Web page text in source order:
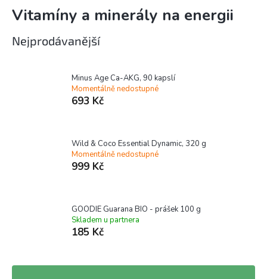
Vitamíny a minerály na energii
Nejprodávanější
Minus Age Ca-AKG, 90 kapslí
Momentálně nedostupné
693 Kč
Wild & Coco Essential Dynamic, 320 g
Momentálně nedostupné
999 Kč
GOODIE Guarana BIO - prášek 100 g
Skladem u partnera
185 Kč
Ř